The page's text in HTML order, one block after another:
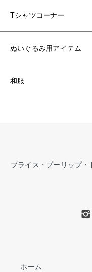
Tシャツコーナー
ぬいぐるみ用アイテム
和服
ブライス・プーリップ
ホーム